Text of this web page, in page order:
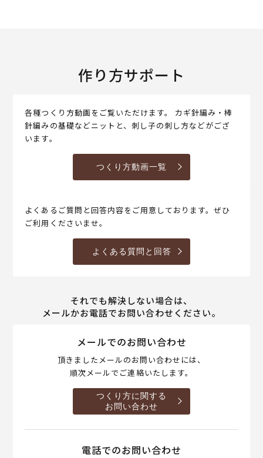
作り方サポート
各種つくり方動画をご覧いただけます。 カギ針編み・棒
針編みの基礎などニットと、刺し子の刺し方などがござ
います。
つくり方動画一覧
よくあるご質問と回答内容をご用意しております。ぜひ
ご利用くださいませ。
よくある質問と回答
それでも解決しない場合は、
メールかお電話でお問い合わせください。
メールでのお問い合わせ
頂きましたメールのお問い合わせには、
順次メールでご連絡いたします。
つくり方に関する
お問い合わせ
電話でのお問い合わせ